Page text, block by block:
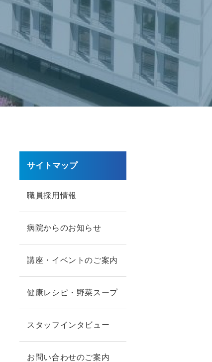
サイトマップ
職員採用情報
病院からのお知らせ
講座・イベントのご案内
健康レシピ・野菜スープ
スタッフインタビュー
お問い合わせのご案内